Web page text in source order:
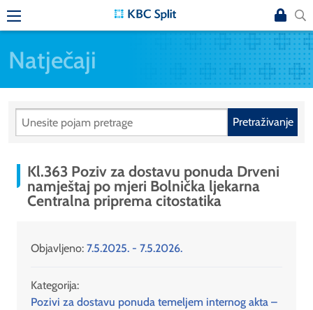
Natječaji
Pretraživanje
Kl.363 Poziv za dostavu ponuda Drveni
namještaj po mjeri Bolnička ljekarna
Centralna priprema citostatika
Objavljeno: 7.5.2025. - 7.5.2026.
Kategorija:
Pozivi za dostavu ponuda temeljem internog akta –